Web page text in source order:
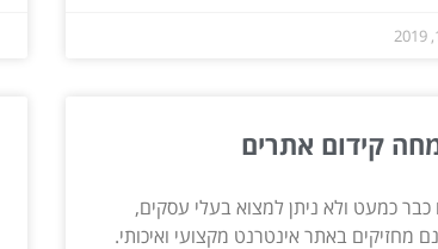
קידום אתרים
כבר כמעט ולא ניתן למצוא בעלי עסקים,
מחזיקים באתר אינטרנט מקצועי ואיכותי.